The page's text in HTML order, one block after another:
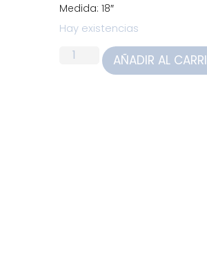
Medida: 18″
Hay existencias
AÑADIR AL